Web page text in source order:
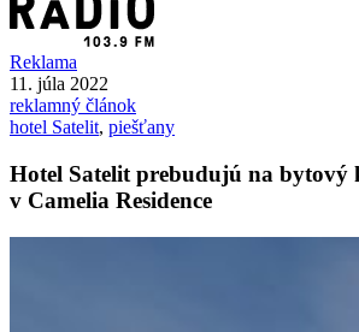
Reklama
11. júla 2022
reklamný článok
hotel Satelit, piešťany
Hotel Satelit prebudujú na bytový
v Camelia Residence